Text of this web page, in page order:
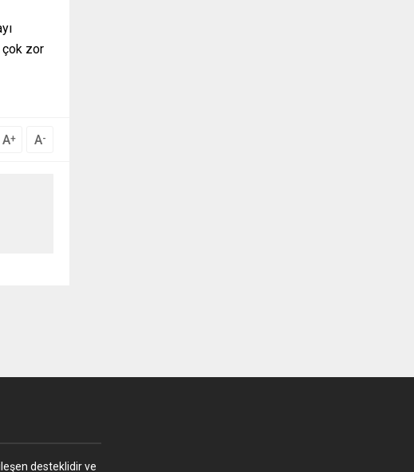
çok zor
A+ A-
desteklidir ve